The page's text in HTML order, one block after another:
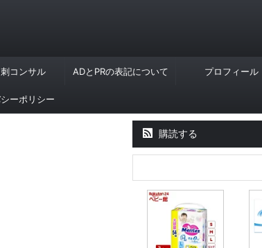
コンサル ADとPRの表記について プロフィール
ーポリシー
購読する